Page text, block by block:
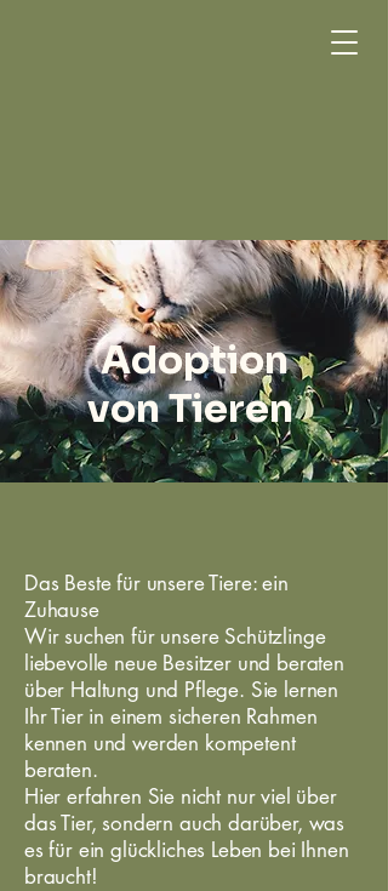
Adoption
von Tieren
Das Beste für unsere Tiere: ein
Zuhause
Wir suchen für unsere Schützlinge
liebevolle neue Besitzer und beraten
über Haltung und Pflege. Sie lernen
Ihr Tier in einem sicheren Rahmen
kennen und werden kompetent
beraten.
Hier erfahren Sie nicht nur viel über
das Tier, sondern auch darüber, was
es für ein glückliches Leben bei Ihnen
braucht!